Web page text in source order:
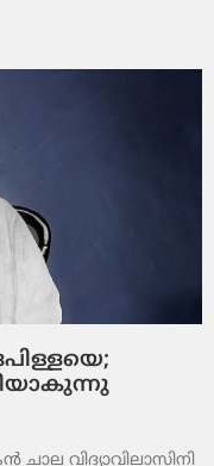
വിദ്യാവിലാസിനി